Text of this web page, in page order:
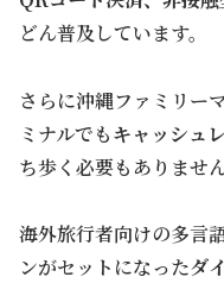
どん普及しています。
さらに沖縄ファミリー
ミナルでもキャッシュ
ち歩く必要もありません
海外旅行者向けの多言
ンがセットになったダ